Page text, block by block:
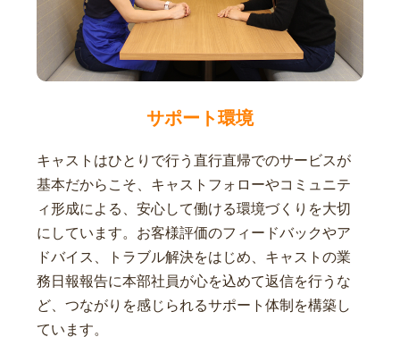
サポート環境
キャストはひとりで行う直行直帰でのサービスが
基本だからこそ、キャストフォローやコミュニテ
ィ形成による、安心して働ける環境づくりを大切
にしています。お客様評価のフィードバックやア
ドバイス、トラブル解決をはじめ、キャストの業
務日報報告に本部社員が心を込めて返信を行うな
ど、つながりを感じられるサポート体制を構築し
ています。